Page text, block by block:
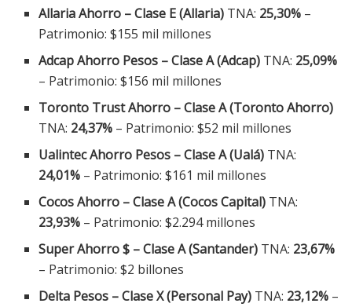
Allaria Ahorro – Clase E (Allaria) TNA: 25,30% –
Patrimonio: $155 mil millones
Adcap Ahorro Pesos – Clase A (Adcap) TNA: 25,09%
– Patrimonio: $156 mil millones
Toronto Trust Ahorro – Clase A (Toronto Ahorro)
TNA: 24,37% – Patrimonio: $52 mil millones
Ualintec Ahorro Pesos – Clase A (Ualá) TNA:
24,01% – Patrimonio: $161 mil millones
Cocos Ahorro – Clase A (Cocos Capital) TNA:
23,93% – Patrimonio: $2.294 millones
Super Ahorro $ – Clase A (Santander) TNA: 23,67%
– Patrimonio: $2 billones
Delta Pesos – Clase X (Personal Pay) TNA: 23,12% –